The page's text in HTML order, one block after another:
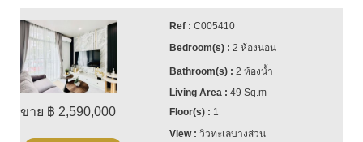
ขาย ฿ 2,590,000
C005410
2 ห้องนอน
2 ห้องน้ำ
49 Sq.m
1
วิวทะเลบางส่วน